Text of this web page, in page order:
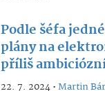
Podle šéfa
plány na
příliš
22. 7. 2024 •Martin